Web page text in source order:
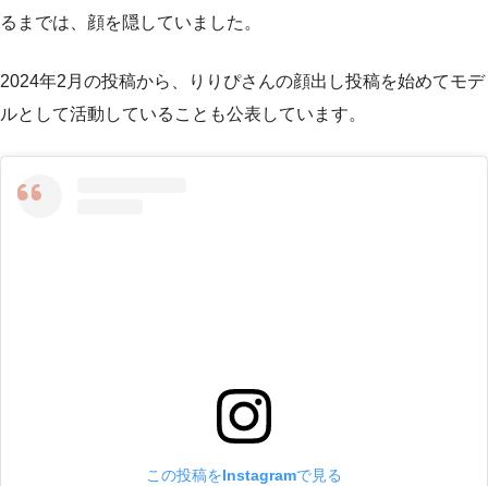
るまでは、顔を隠していました。
2024年2月の投稿から、りりぴさんの顔出し投稿を始めてモデ
ルとして活動していることも公表しています。
この投稿をInstagramで見る